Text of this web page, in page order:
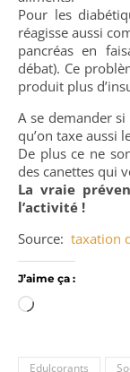
Pour les
réagisse aussi
pancréas en
débat). Ce
produit plus
A se demander
qu’on taxe aussi
De plus ce ne
des canettes qui
La vraie
l’activité !
Source: taxation
J’aime ça :
Chargement…
Edulcorants